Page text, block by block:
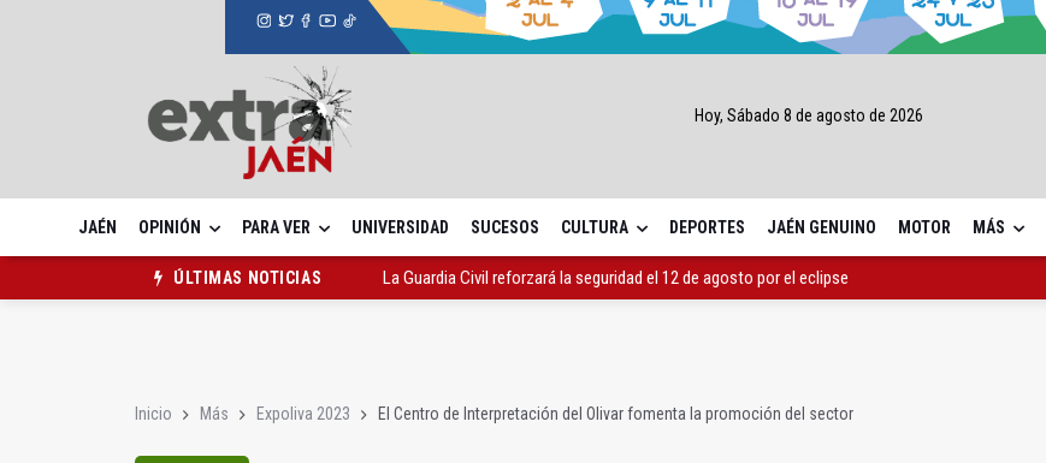
Hoy, Sábado 8 de agosto de 2026
JAÉN OPINIÓN PARA VER UNIVERSIDAD SUCESOS CULTURA DEPORTES JAÉN GENUINO MOTOR MÁS
ÚLTIMAS NOTICIAS
La Guardia Civil reforzará la seguridad el 12 de agosto por el eclipse
Inicio Más Expoliva 2023 El Centro de Interpretación del Olivar fomenta la promoción del sector